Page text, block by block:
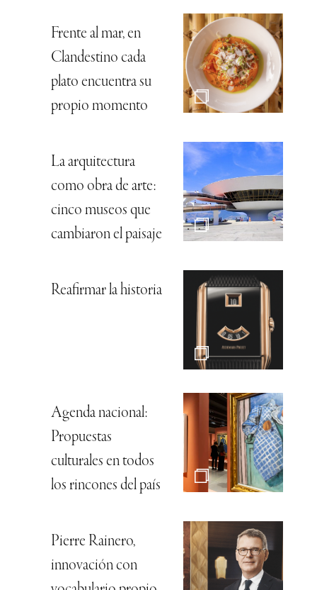
Frente al mar, en
Clandestino cada
plato encuentra su
propio momento
La arquitectura
como obra de arte:
cinco museos que
cambiaron el paisaje
Reafirmar la historia
Agenda nacional:
Propuestas
culturales en todos
los rincones del país
Pierre Rainero,
innovación con